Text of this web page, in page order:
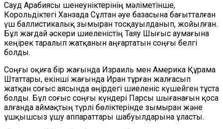
Сауд Арабиясы шенеуніктерінің мәліметінше,
Корольдіктегі Ханзада Сұлтан әуе базасына бағытталған
үш баллистикалық зымыран тосқауылданып, жойылған.
Бұл жағдай әскери шиеленістің Таяу Шығыс аумағына
кеңірек таралып жатқанын аңғартатын соңғы белгі
болды.
Соңғы оқиға бір жағында Израиль мен Америка Құрама
Штаттары, екінші жағында Иран тұрған жалғасып
жатқан соғыс аясында өңірдегі шиеленіс күшейген тұста
болды. Бұл соғыс соңғы күндері Парсы шығанағын қоса
алғанда аймақтың түрлі бөліктерінде зымыран және
ұшқышсыз ұшу аппараттары шабуылдарына ұласты.